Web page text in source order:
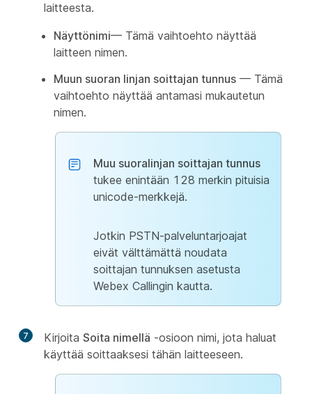
laitteesta.
Näyttönimi— Tämä vaihtoehto näyttää
laitteen nimen.
Muun suoran linjan soittajan tunnus — Tämä
vaihtoehto näyttää antamasi mukautetun
nimen.
Muu suoralinjan soittajan tunnus
tukee enintään 128 merkin pituisia
unicode-merkkejä.
Jotkin PSTN-palveluntarjoajat
eivät välttämättä noudata
soittajan tunnuksen asetusta
Webex Callingin kautta.
7 Kirjoita Soita nimellä -osioon nimi, jota haluat
käyttää soittaaksesi tähän laitteeseen.